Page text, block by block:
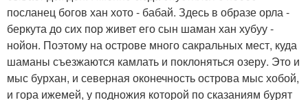
посланец богов хан хото - бабай. Здесь в образе орла -
беркута до сих пор живет его сын шаман хан хубуу -
нойон. Поэтому на острове много сакральных мест, куда
шаманы съезжаются камлать и поклоняться озеру. Это и
мыс бурхан, и северная оконечность острова мыс хобой,
и гора ижемей, у подножия которой по сказаниям бурят